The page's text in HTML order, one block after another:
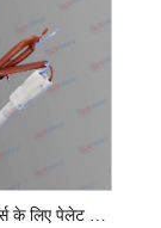
वुड चिप बॉयलर्स के लिए पेलेट स्टोव इग्नाइटर